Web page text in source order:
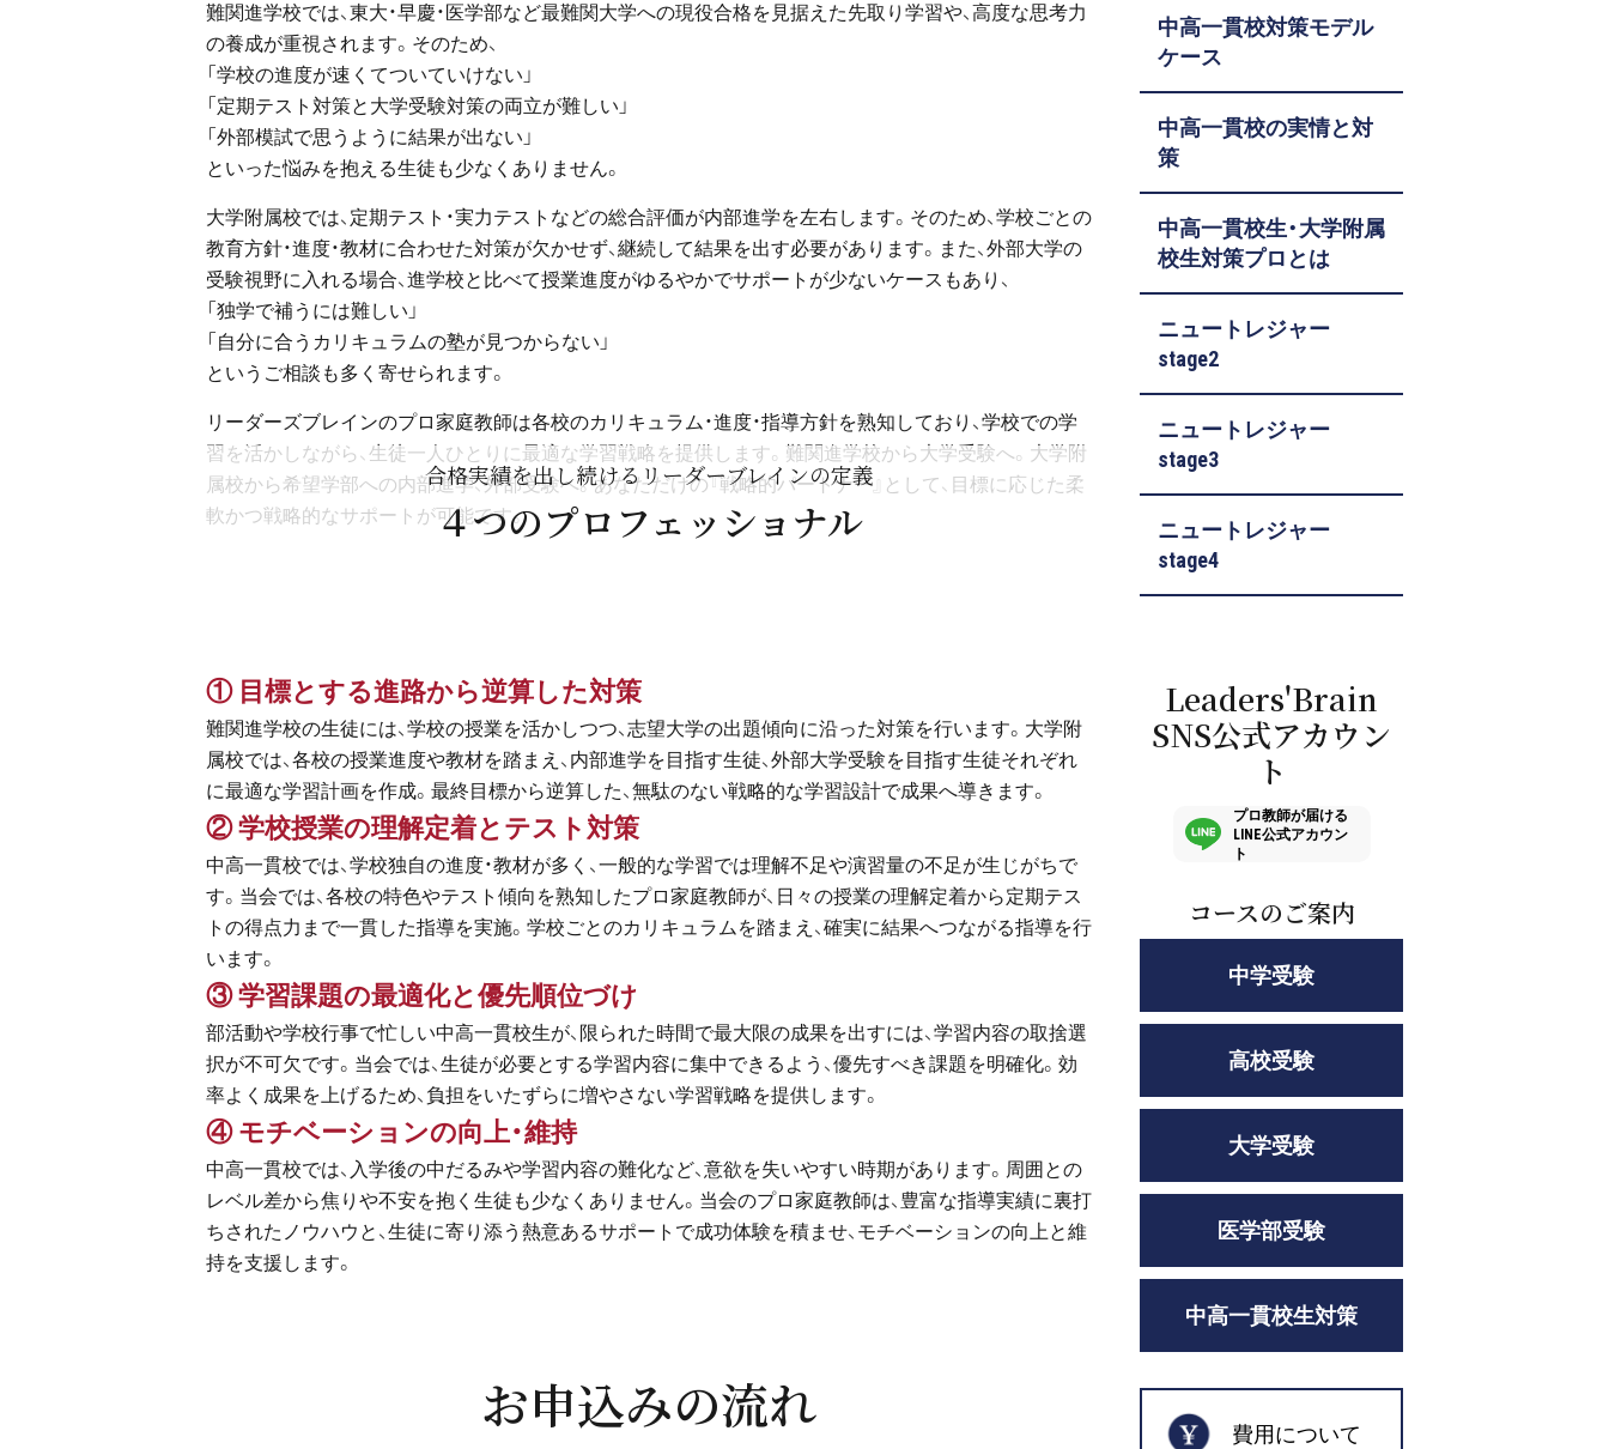
難関進学校では、東大・早慶・医学部など最難関大学への現役合格を見据えた先取り学習や、高度な思考力
の養成が重視されます。そのため、
「学校の進度が速くてついていけない」
「定期テスト対策と大学受験対策の両立が難しい」
「外部模試で思うように結果が出ない」
といった悩みを抱える生徒も少なくありません。
大学附属校では、定期テスト・実力テストなどの総合評価が内部進学を左右します。そのため、学校ごとの
教育方針・進度・教材に合わせた対策が欠かせず、継続して結果を出す必要があります。また、外部大学の
受験視野に入れる場合、進学校と比べて授業進度がゆるやかでサポートが少ないケースもあり、
「独学で補うには難しい」
「自分に合うカリキュラムの塾が見つからない」
というご相談も多く寄せられます。
リーダーズブレインのプロ家庭教師は各校のカリキュラム・進度・指導方針を熟知しており、学校での学
習を活かしながら、生徒一人ひとりに最適な学習戦略を提供します。難関進学校から大学受験へ。大学附
属校から希望学部への内部進学、外部受験へ。あなただけの『戦略的パートナー』として、目標に応じた柔
軟かつ戦略的なサポートが可能です。
合格実績を出し続けるリーダーブレインの定義
４つのプロフェッショナル
① 目標とする進路から逆算した対策
難関進学校の生徒には、学校の授業を活かしつつ、志望大学の出題傾向に沿った対策を行います。大学附
属校では、各校の授業進度や教材を踏まえ、内部進学を目指す生徒、外部大学受験を目指す生徒それぞれ
に最適な学習計画を作成。最終目標から逆算した、無駄のない戦略的な学習設計で成果へ導きます。
② 学校授業の理解定着とテスト対策
中高一貫校では、学校独自の進度・教材が多く、一般的な学習では理解不足や演習量の不足が生じがちで
す。当会では、各校の特色やテスト傾向を熟知したプロ家庭教師が、日々の授業の理解定着から定期テス
トの得点力まで一貫した指導を実施。学校ごとのカリキュラムを踏まえ、確実に結果へつながる指導を行
います。
③ 学習課題の最適化と優先順位づけ
部活動や学校行事で忙しい中高一貫校生が、限られた時間で最大限の成果を出すには、学習内容の取捨選
択が不可欠です。当会では、生徒が必要とする学習内容に集中できるよう、優先すべき課題を明確化。効
率よく成果を上げるため、負担をいたずらに増やさない学習戦略を提供します。
④ モチベーションの向上・維持
中高一貫校では、入学後の中だるみや学習内容の難化など、意欲を失いやすい時期があります。周囲との
レベル差から焦りや不安を抱く生徒も少なくありません。当会のプロ家庭教師は、豊富な指導実績に裏打
ちされたノウハウと、生徒に寄り添う熱意あるサポートで成功体験を積ませ、モチベーションの向上と維
持を支援します。
お申込みの流れ
中高一貫校対策モデル
ケース
中高一貫校の実情と対
策
中高一貫校生・大学附属
校生対策プロとは
ニュートレジャー
stage2
ニュートレジャー
stage3
ニュートレジャー
stage4
Leaders'Brain
SNS公式アカウン
ト
プロ教師が届ける
LINE公式アカウン
ト
コースのご案内
中学受験
高校受験
大学受験
医学部受験
中高一貫校生対策
費用について